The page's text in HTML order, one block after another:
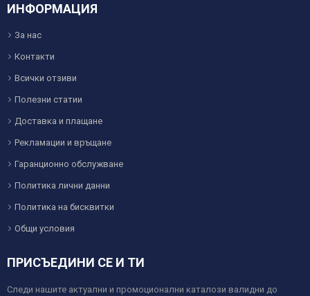
ИНФОРМАЦИЯ
За нас
Контакти
Всички отзиви
Полезни статии
Доставка и плащане
Рекламации и връщане
Гаранционно обслужване
Политика лични данни
Политика на бисквитки
Общи условия
ПРИСЪЕДИНИ СЕ И ТИ
Следи нашите актуални и промоционални каталози валидни до